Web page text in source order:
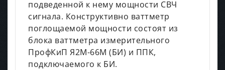
подведенной к нему мощности СВЧ
сигнала. Конструктивно ваттметр
поглощаемой мощности состоят из
блока ваттметра измерительного
ПрофКиП Я2М-66М (БИ) и ППК,
подключаемого к БИ.